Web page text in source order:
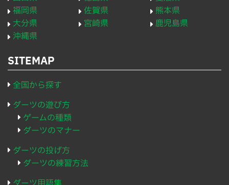
福岡県
佐賀県
熊本県
大分県
宮崎県
鹿児島県
沖縄県
SITEMAP
全国から探す
ダーツの遊び方
ゲームの種類
ダーツのマナー
ダーツの投げ方
ダーツの練習方法